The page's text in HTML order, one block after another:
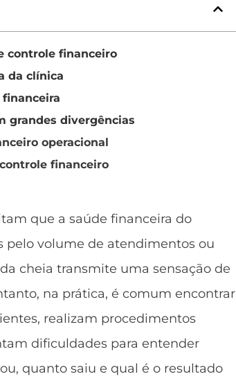
controle financeiro
da clínica
grandes divergências
operacional
financeiro
que a saúde financeira do
pelo volume de atendimentos ou
cheia transmite uma sensação de
na prática, é comum encontrar
realizam procedimentos
dificuldades para entender
quanto saiu e qual é o resultado